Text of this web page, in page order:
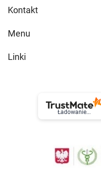
Kontakt
Menu
Linki
Ładowanie...